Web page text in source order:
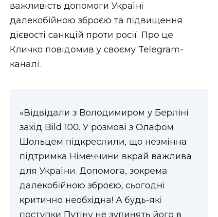
ЗАКАРПАТСЬКІ НОВИНИ
НОВИНИ ЗАХІДНОЇ УКРАЇНИ
ВІДЕО
важливість допомоги Україні
далекобійною зброєю та підвищення
дієвості санкцій проти росії. Про це
Кличко повідомив у своєму Telegram-
каналі.
«Відвідали з Володимиром у Берліні
захід Bild 100. У розмові з Олафом
Шольцем підкреслили, що незмінна
підтримка Німеччини вкрай важлива
для України. Допомога, зокрема
далекобійною зброєю, сьогодні
критично необхідна! А будь-які
поступки Путіну не зупинять його в